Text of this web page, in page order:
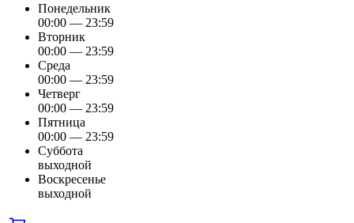
Понедельник
00:00 — 23:59
Вторник
00:00 — 23:59
Среда
00:00 — 23:59
Четверг
00:00 — 23:59
Пятница
00:00 — 23:59
Суббота
выходной
Воскресенье
выходной